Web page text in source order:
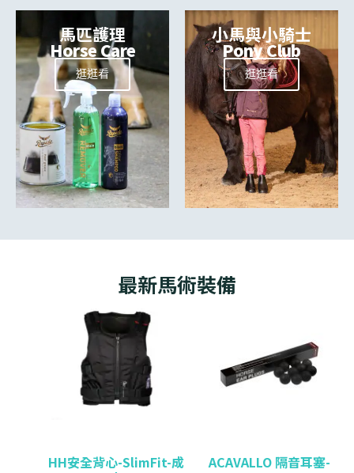
馬匹護理
Horse Care
逛逛看
小馬與小騎士
Pony Club
逛逛看
最新馬術裝備
HH安全背心-SlimFit-成
ACAVALLO 隔音耳塞-